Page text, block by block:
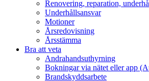
Renovering, reparation,
Underhållsansvar
Motioner
Årsredovisning
Årsstämma
Bra att veta
Andrahandsuthyrning
Bokningar via nätet eller app
Brandskyddsarbete